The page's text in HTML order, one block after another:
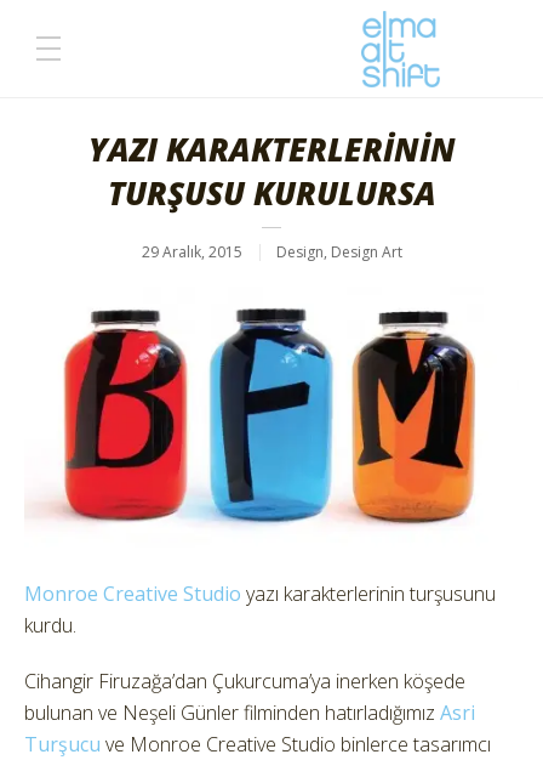
YAZI KARAKTERLERİNİN
TURŞUSU KURULURSA
29 Aralık, 2015 Design, Design Art
Monroe Creative Studio yazı karakterlerinin turşusunu
kurdu.
Cihangir Firuzağa’dan Çukurcuma’ya inerken köşede
bulunan ve Neşeli Günler filminden hatırladığımız Asri
Turşucu ve Monroe Creative Studio binlerce tasarımcı